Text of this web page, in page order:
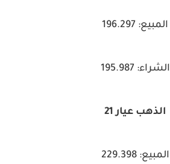
المبيع: 196.297
الشراء: 195.987
الذهب عيار 21
المبيع: 229.398